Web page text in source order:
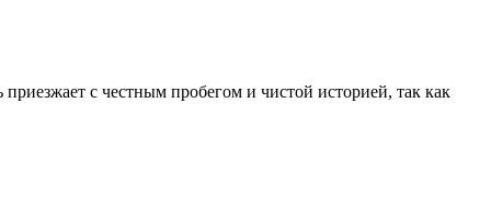
с честным пробегом и чистой историей, так как